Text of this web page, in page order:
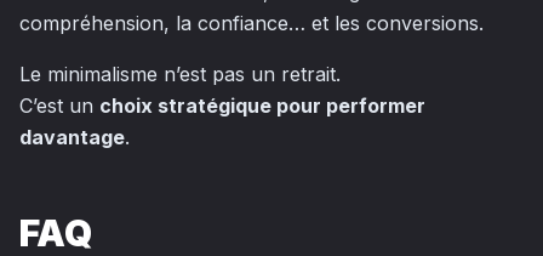
compréhension, la confiance… et les conversions.
Le minimalisme n’est pas un retrait.
C’est un choix stratégique pour performer
davantage.
FAQ